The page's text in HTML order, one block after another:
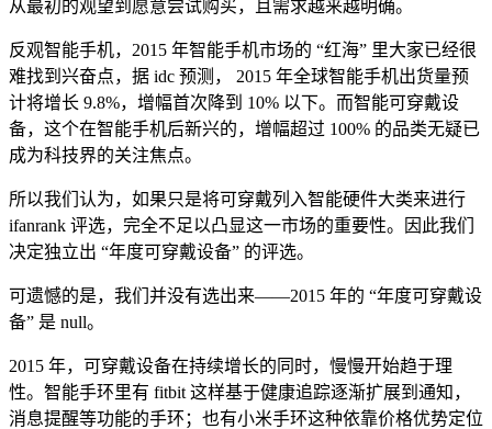
从最初的观望到愿意尝试购买，且需求越来越明确。
反观智能手机，2015 年智能手机市场的 “红海” 里大家已经很
难找到兴奋点，据 idc 预测， 2015 年全球智能手机出货量预
计将增长 9.8%，增幅首次降到 10% 以下。而智能可穿戴设
备，这个在智能手机后新兴的，增幅超过 100% 的品类无疑已
成为科技界的关注焦点。
所以我们认为，如果只是将可穿戴列入智能硬件大类来进行
ifanrank 评选，完全不足以凸显这一市场的重要性。因此我们
决定独立出 “年度可穿戴设备” 的评选。
可遗憾的是，我们并没有选出来——2015 年的 “年度可穿戴设
备” 是 null。
2015 年，可穿戴设备在持续增长的同时，慢慢开始趋于理
性。智能手环里有 fitbit 这样基于健康追踪逐渐扩展到通知，
消息提醒等功能的手环；也有小米手环这种依靠价格优势定位